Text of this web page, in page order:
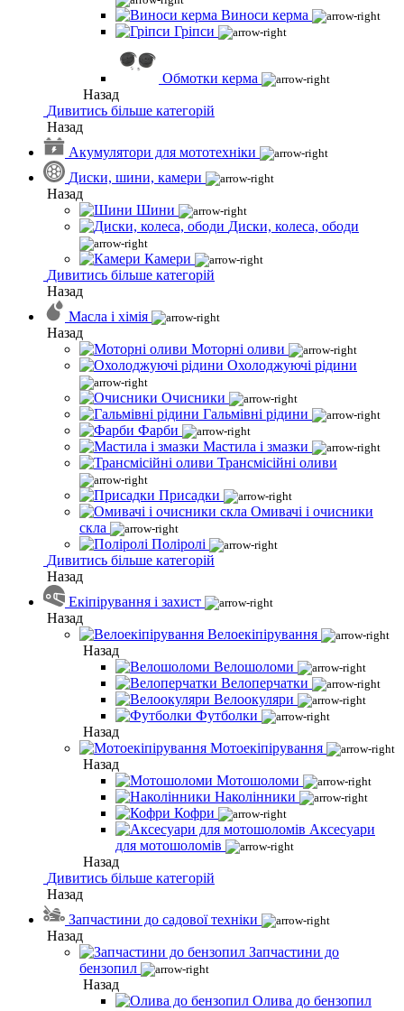
Виноси керма
Гріпси
Обмотки керма
Назад
Дивитись більше категорій
Назад
Акумулятори для мототехніки
Диски, шини, камери
Назад
Шини
Диски, колеса, ободи
Камери
Дивитись більше категорій
Назад
Масла і хімія
Назад
Моторні оливи
Охолоджуючі рідини
Очисники
Гальмівні рідини
Фарби
Мастила і змазки
Трансмісійні оливи
Присадки
Омивачі і очисники
скла
Поліролі
Дивитись більше категорій
Назад
Екіпірування і захист
Назад
Велоекіпірування
Назад
Велошоломи
Велоперчатки
Велоокуляри
Футболки
Назад
Мотоекіпірування
Назад
Мотошоломи
Наколінники
Кофри
Аксесуари
для мотошоломів
Назад
Дивитись більше категорій
Назад
Запчастини до садової техніки
Назад
Запчастини до
бензопил
Назад
Олива до бензопил